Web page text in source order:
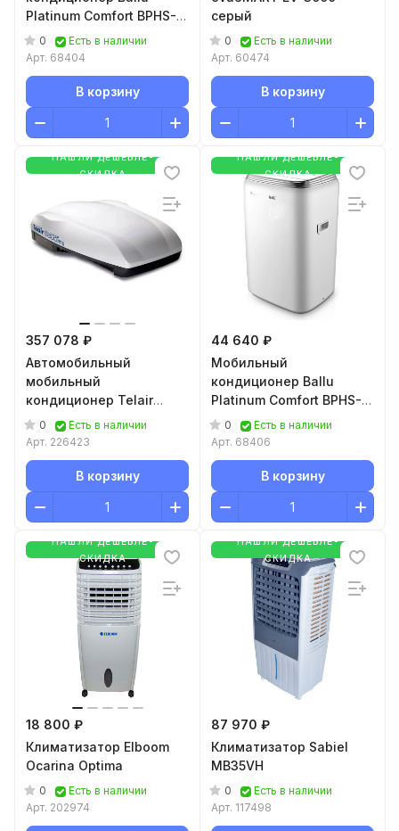
Platinum Comfort BPHS-
11H
0
Есть в наличии
Арт. 68404
В корзину
серый
0
Есть в наличии
Арт. 60474
В корзину
НАШЛИ ДЕШЕВЛЕ-
СКИДКА
357 078 ₽
Автомобильный
мобильный
кондиционер Telair
DUALCLIMA 12500H
0
Есть в наличии
Арт. 226423
В корзину
НАШЛИ ДЕШЕВЛЕ-
СКИДКА
44 640 ₽
Мобильный
кондиционер Ballu
Platinum Comfort BPHS-
15H
0
Есть в наличии
Арт. 68406
В корзину
НАШЛИ ДЕШЕВЛЕ-
СКИДКА
18 800 ₽
Климатизатор Elboom
Ocarina Optima
0
Есть в наличии
Арт. 202974
НАШЛИ ДЕШЕВЛЕ-
СКИДКА
87 970 ₽
Климатизатор Sabiel
MB35VH
0
Есть в наличии
Арт. 117498